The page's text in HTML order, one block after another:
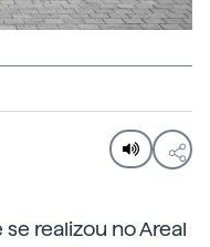
realizou no Areal